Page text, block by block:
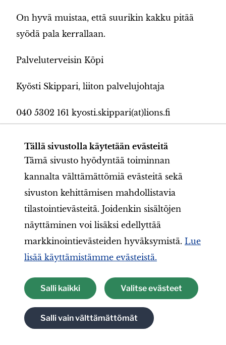
Tällä sivustolla käytetään evästeitä
Tämä sivusto hyödyntää toiminnan
kannalta välttämättömiä evästeitä sekä
sivuston kehittämisen mahdollistavia
tilastointievästeitä. Joidenkin sisältöjen
näyttäminen voi lisäksi edellyttää
markkinointievästeiden hyväksymistä. Lue
lisää käyttämistämme evästeistä.
Salli kaikki
Salli vain välttämättömät
Valitse evästeet
On hyvä muistaa, että suurikin kakku pitää
syödä pala kerrallaan.
Palveluterveisin Köpi
Kyösti Skippari, liiton palvelujohtaja
040 5302 161 kyosti.skippari(at)lions.fi
Elämisentaitoja Lions Quest
kiittää syyskaudesta 2025!
Loka-marraskuussa toteutimme
Elämisentaitoja Lions Quest -
peruskoulutukset Oulussa, Kuopiossa,
Helsingissä, Jyväskylässä, Rovaniemellä ja
Riihimäellä sekä liikuntaseurakoulutukset
Loimaalla ja Helsingissä. Klubien
tarjoamalla Quest-tuella koulutetut saivat